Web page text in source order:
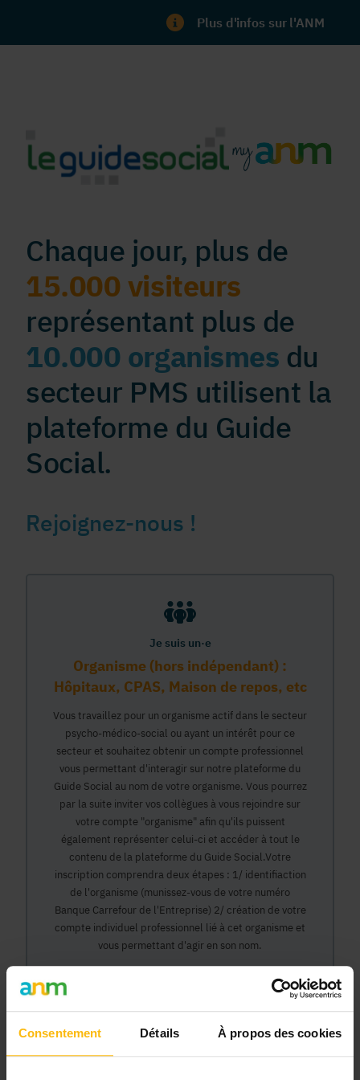
Consentement Détails À propos des cookies
Plus d'infos sur l'ANM
Chaque jour, plus de
15.000 visiteurs
représentant plus de
10.000 organismes du
secteur PMS utilisent la
plateforme du Guide
Social.
Rejoignez-nous !
Je suis un·e
Organisme (hors indépendant) :
Hôpitaux, CPAS, Maison de repos, etc
Vous travaillez pour un organisme actif dans le secteur
psycho-médico-social ou ayant un intérêt pour ce
secteur et souhaitez obtenir un compte professionnel
vous permettant d'interagir sur notre plateforme du
Guide Social au nom de votre organisme. Vous pourrez
par la suite inviter vos collègues à vous rejoindre sur
votre compte "organisme" afin qu'ils puissent
également représenter celui-ci et accéder à tout le
contenu de la plateforme du Guide Social.Votre
inscription comprendra deux étapes : 1/ identifiaction
de l'organisme (munissez-vous de votre numéro
Banque Carrefour de l'Entreprise) 2/ création de votre
compte individuel professionnel lié à cet organisme et
vous permettant d'agir en son nom.